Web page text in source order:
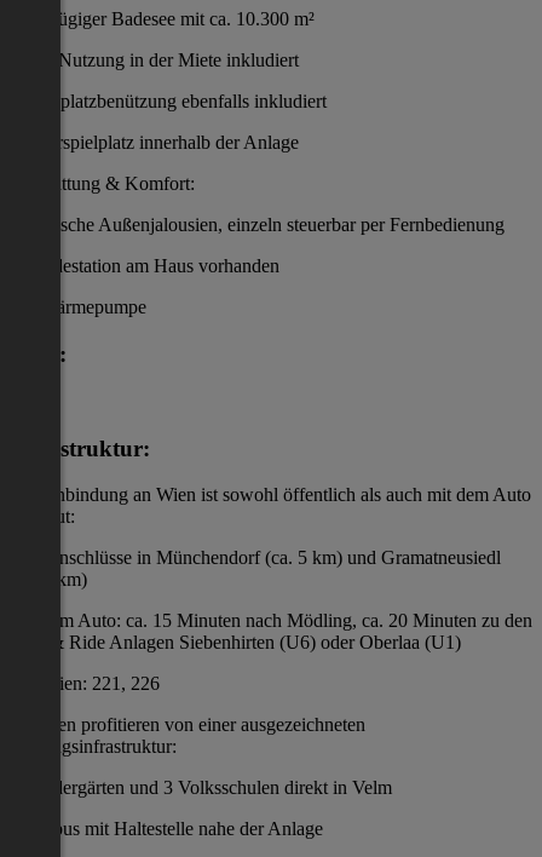
Großzügiger Badesee mit ca. 10.300 m²
Nutzung in der Miete inkludiert
Tennisplatzbenützung ebenfalls inkludiert
Kinderspielplatz innerhalb der Anlage
Ausstattung & Komfort:
Elektrische Außenjalousien, einzeln steuerbar per Fernbedienung
E- Ladestation am Haus vorhanden
Luftwärmepumpe
Lage:
Infrastruktur:
Die Anbindung an Wien ist sowohl öffentlich als auch mit dem Auto
sehr gut:
Bahnanschlüsse in Münchendorf (ca. 5 km) und Gramatneusiedl
(ca. 6 km)
Mit dem Auto: ca. 15 Minuten nach Mödling, ca. 20 Minuten zu den
Park & Ride Anlagen Siebenhirten (U6) oder Oberlaa (U1)
Buslinien: 221, 226
Familien profitieren von einer ausgezeichneten
Bildungsinfrastruktur:
4 Kindergärten und 3 Volksschulen direkt in Velm
Schulbus mit Haltestelle nahe der Anlage